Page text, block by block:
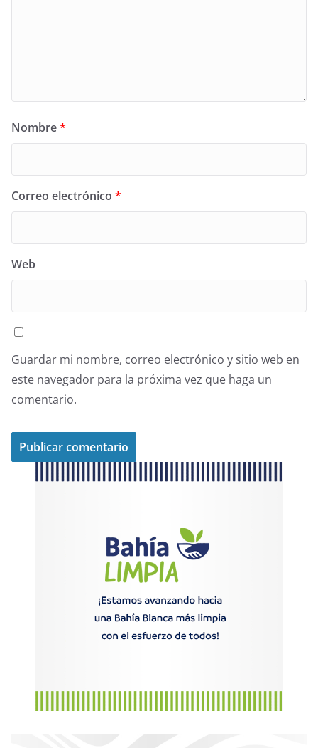
Nombre*
Correo electrónico *
Web
Guardar mi nombre, correo electrónico y sitio web en
este navegador para la próxima vez que haga un
comentario.